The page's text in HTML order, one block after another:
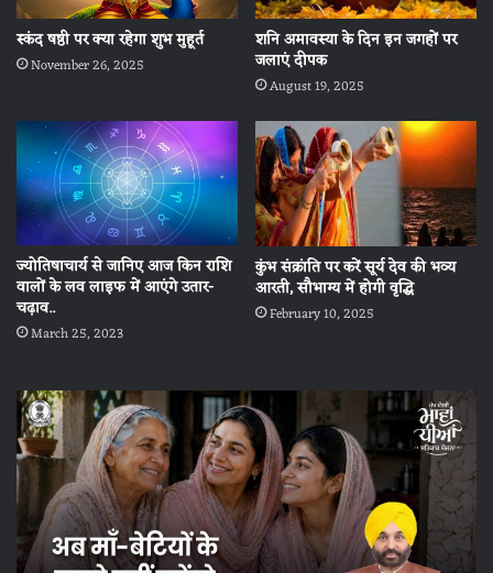
स्कंद षष्ठी पर क्या रहेगा शुभ मुहूर्त
November 26, 2025
शनि अमावस्या के दिन इन जगहों पर
जलाएं दीपक
August 19, 2025
ज्योतिषाचार्य से जानिए आज किन राशि
वालों के लव लाइफ में आएंगे उतार-
चढ़ाव..
March 25, 2023
कुंभ संक्रांति पर करें सूर्य देव की भव्य
आरती, सौभाग्य में होगी वृद्धि
February 10, 2025